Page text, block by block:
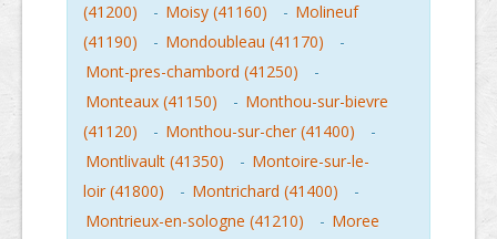
(41200)
- Moisy (41160) - Molineuf
(41190)
- Mondoubleau (41170)
-
Mont-pres-chambord (41250)
-
Monteaux (41150)
- Monthou-sur-bievre
(41120)
- Monthou-sur-cher (41400)
-
Montlivault (41350)
- Montoire-sur-le-
loir (41800)
- Montrichard (41400)
-
Montrieux-en-sologne (41210)
- Moree